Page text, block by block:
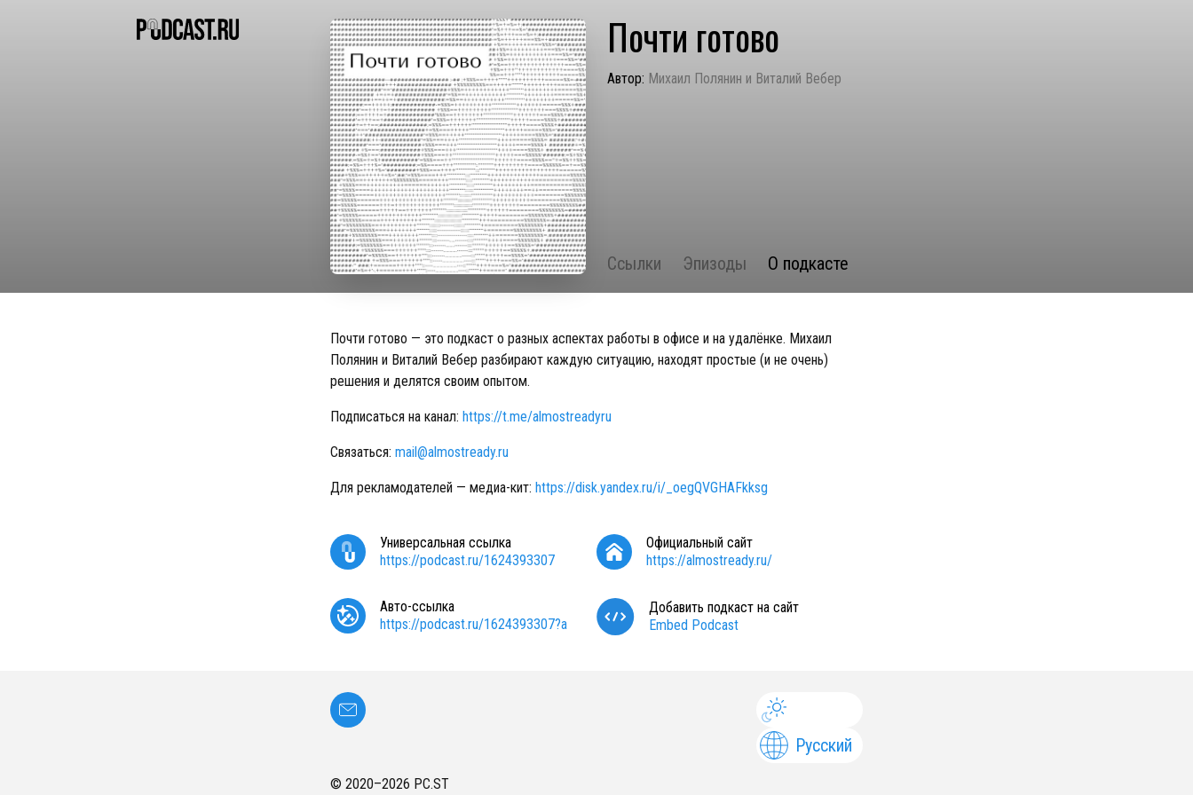
Почти готово
Автор: Михаил Полянин и Виталий Вебер
Ссылки Эпизоды О подкасте
Почти готово — это подкаст о разных аспектах работы в офисе и на удалёнке. Михаил
Полянин и Виталий Вебер разбирают каждую ситуацию, находят простые (и не очень)
решения и делятся своим опытом.
Подписаться на канал: https://t.me/almostreadyru
Связаться: mail@almostready.ru
Для рекламодателей — медиа-кит: https://disk.yandex.ru/i/_oegQVGHAFkksg
Универсальная ссылка
https://podcast.ru/1624393307
Официальный сайт
https://almostready.ru/
Авто-ссылка
https://podcast.ru/1624393307?a
Добавить подкаст на сайт
Embed Podcast
Русский
© 2020–2026 PC.ST